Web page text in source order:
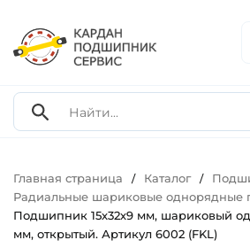
Главная страница / Каталог /
Радиальные шариковые однорядные
Подшипник 15х32х9 мм, шариковый
мм, открытый. Артикул 6002 (FKL)